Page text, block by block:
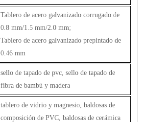
Tablero de acero galvanizado corrugado de
0.8 mm/1.5 mm/2.0 mm;
Tablero de acero galvanizado prepintado de
0.46 mm
sello de tapado de pvc, sello de tapado de
fibra de bambú y madera
tablero de vidrio y magnesio, baldosas de
composición de PVC, baldosas de cerámica